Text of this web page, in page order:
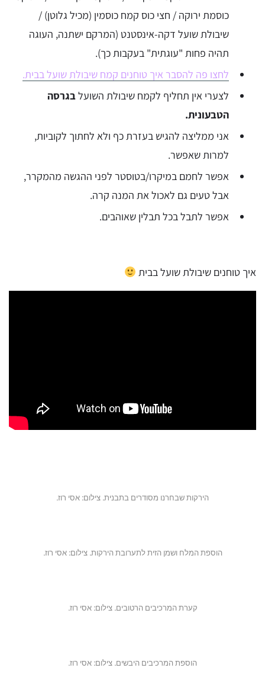
כוסמת ירוקה / חצי כוס קמח כוסמין (מכיל גלוטן) /
שיבולת שועל דקה-אינסטנט (המרקם ישתנה, העוגה
תהיה פחות "עוגתית" בעקבות כך).
לחצו פה להסבר איך טוחנים קמח שיבולת שועל בבית.
לצערי אין תחליף לקמח שיבולת השועלבגרסה
הטבעונית.
אני ממליצה להגיש בעזרת כף ולא לחתוך לקוביות,
למרות שאפשר.
אפשר לחמם במיקרו/בטוסטר לפני ההגשה מהמקרר,
אבל טעים גם לאכול את המנה קרה.
אפשר לתבל בכל תבלין שאוהבים.
איך טוחנים שיבולת שועל בבית
הירקות שבחרנו מסודרים בתבנית. צילום: אסי רוז.
הוספת המלח ושמן הזית לתערובת הירקות. צילום: אסי רוז.
קערת המרכיבים הרטובים. צילום: אסי רוז.
הוספת המרכיבים היבשים. צילום: אסי רוז.